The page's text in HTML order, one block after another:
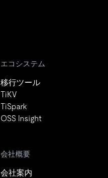
エコシステム
移行ツール
TiKV
TiSpark
OSS Insight
会社概要
会社案内